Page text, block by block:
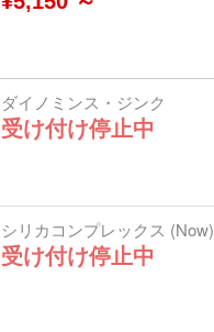
ダイノミンス・ジンク
受け付け停止中
シリカコンプレックス (Now)
受け付け停止中